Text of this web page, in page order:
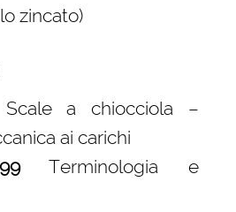
zincato)
a chiocciola –
ai carichi
Terminologia e